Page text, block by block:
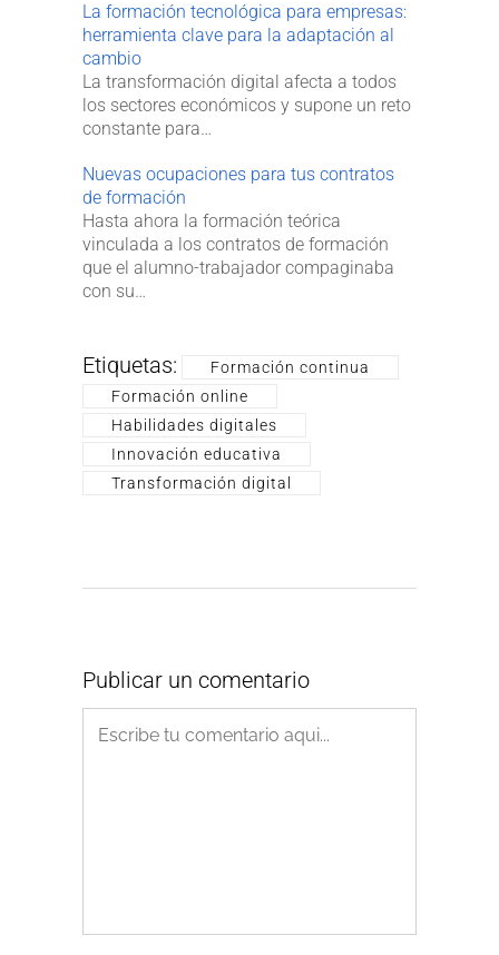
La formación tecnológica para empresas:
herramienta clave para la adaptación al
cambio
La transformación digital afecta a todos
los sectores económicos y supone un reto
constante para…
Nuevas ocupaciones para tus contratos
de formación
Hasta ahora la formación teórica
vinculada a los contratos de formación
que el alumno-trabajador compaginaba
con su…
Etiquetas:
Formación continua
Formación online
Habilidades digitales
Innovación educativa
Transformación digital
Publicar un comentario